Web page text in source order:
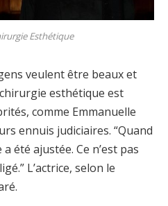
Esthétique
veulent être beaux et
esthétique est
comme Emmanuelle
ennuis judiciaires. “Quand
été ajustée. Ce n’est pas
L’actrice, selon le